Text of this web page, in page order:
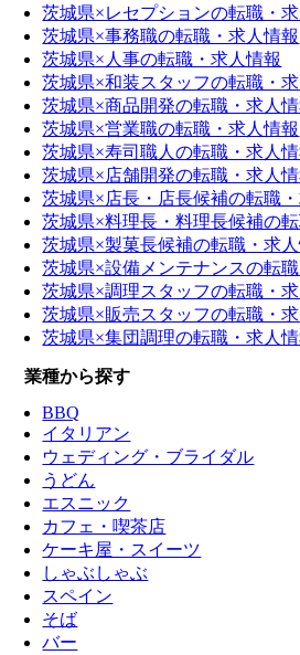
茨城県×レセプションの転職・
茨城県×事務職の転職・求人情報
茨城県×人事の転職・求人情報
茨城県×和装スタッフの転職・
茨城県×商品開発の転職・求人情
茨城県×営業職の転職・求人情報
茨城県×寿司職人の転職・求人情
茨城県×店舗開発の転職・求人情
茨城県×店長・店長候補の転職
茨城県×料理長・料理長候補の
茨城県×製菓長候補の転職・求
茨城県×設備メンテナンスの転
茨城県×調理スタッフの転職・
茨城県×販売スタッフの転職・
茨城県×集団調理の転職・求人情
業種から探す
BBQ
イタリアン
ウェディング・ブライダル
うどん
エスニック
カフェ・喫茶店
ケーキ屋・スイーツ
しゃぶしゃぶ
スペイン
そば
バー